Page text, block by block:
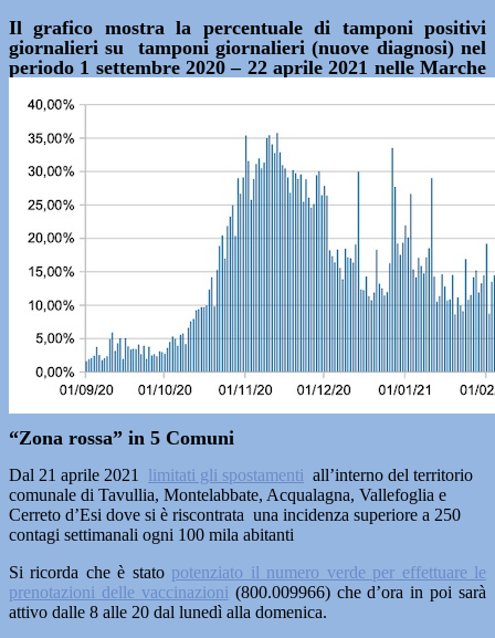
Il grafico mostra la percentuale di tamponi positivi
giornalieri su tamponi giornalieri (nuove diagnosi) nel
periodo 1 settembre 2020 – 22 aprile 2021 nelle Marche
“Zona rossa” in 5 Comuni
Dal 21 aprile 2021 limitati gli spostamenti all’interno del territorio
comunale di Tavullia, Montelabbate, Acqualagna, Vallefoglia e
Cerreto d’Esi dove si è riscontrata una incidenza superiore a 250
contagi settimanali ogni 100 mila abitanti
Si ricorda che è stato potenziato il numero verde per effettuare le
prenotazioni delle vaccinazioni (800.009966) che d’ora in poi sarà
attivo dalle 8 alle 20 dal lunedì alla domenica.